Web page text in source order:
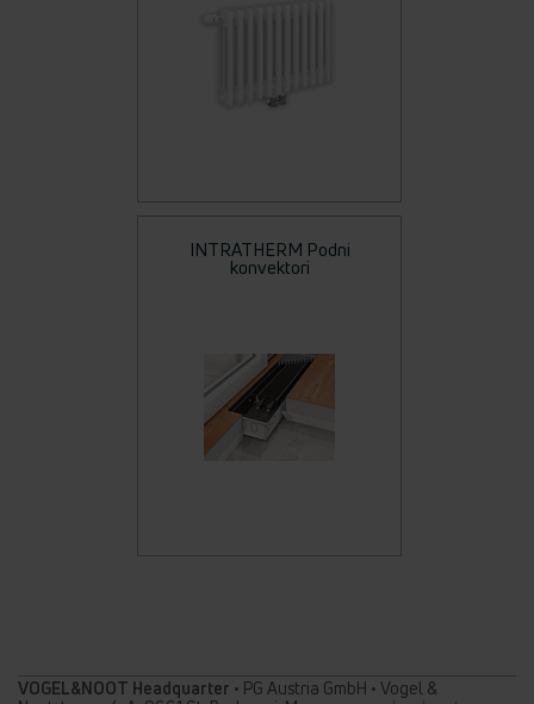
INTRATHERM Podni
konvektori
VOGEL&NOOT Headquarter • PG Austria GmbH • Vogel &